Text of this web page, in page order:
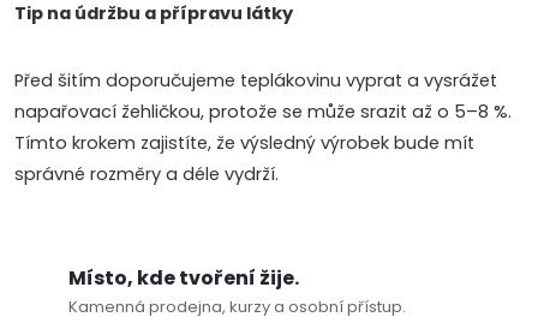
k
y
v
ý
Tip na údržbu a přípravu látky
Před šitím doporučujeme teplákovinu vyprat a vysrážet
napařovací žehličkou, protože se může srazit až o 5–8 %.
Tímto krokem zajistíte, že výsledný výrobek bude mít
správné rozměry a déle vydrží.
Místo, kde tvoření žije.
Kamenná prodejna, kurzy a osobní přístup.